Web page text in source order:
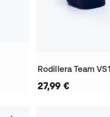
Rodillera Team VS1
27,99 €